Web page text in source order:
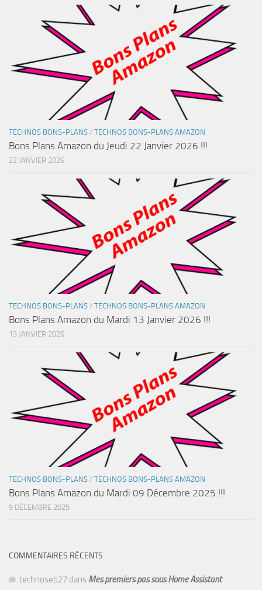
TECHNOS BONS-PLANS / TECHNOS BONS-PLANS AMAZON
Bons Plans Amazon du Jeudi 22 Janvier 2026 !!!
22 JANVIER 2026
TECHNOS BONS-PLANS / TECHNOS BONS-PLANS AMAZON
Bons Plans Amazon du Mardi 13 Janvier 2026 !!!
13 JANVIER 2026
TECHNOS BONS-PLANS / TECHNOS BONS-PLANS AMAZON
Bons Plans Amazon du Mardi 09 Décembre 2025 !!!
9 DÉCEMBRE 2025
COMMENTAIRES RÉCENTS
technoseb27 dans Mes premiers pas sous Home Assistant